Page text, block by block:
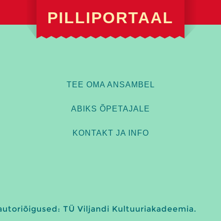
PILLIPORTAAL
TEE OMA ANSAMBEL
ABIKS ÕPETAJALE
KONTAKT JA INFO
TÜ Viljandi Kultuuriakadeemia.